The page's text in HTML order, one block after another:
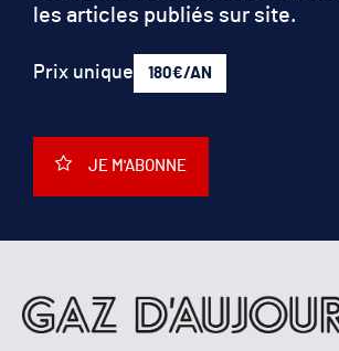
les articles publiés sur site.
Prix unique 180€/AN
JE M'ABONNE